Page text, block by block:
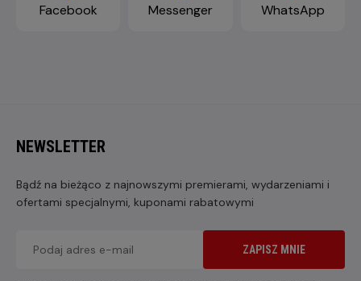
Facebook Messenger WhatsApp
NEWSLETTER
Bądź na bieżąco z najnowszymi premierami, wydarzeniami i
ofertami specjalnymi, kuponami rabatowymi
ZAPISZ MNIE